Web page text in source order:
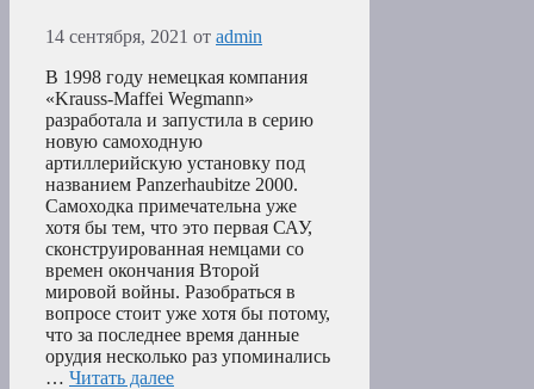
14 сентября, 2021 от admin
В 1998 году немецкая компания
«Krauss-Maffei Wegmann»
разработала и запустила в серию
новую самоходную
артиллерийскую установку под
названием Panzerhaubitze 2000.
Самоходка примечательна уже
хотя бы тем, что это первая САУ,
сконструированная немцами со
времен окончания Второй
мировой войны. Разобраться в
вопросе стоит уже хотя бы потому,
что за последнее время данные
орудия несколько раз упоминались
… Читать далее